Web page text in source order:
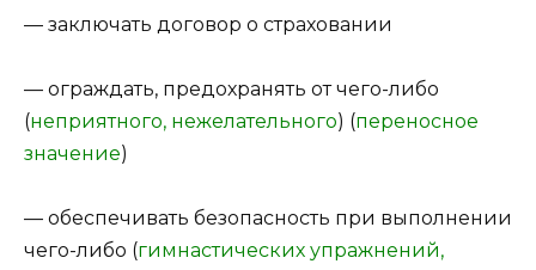
— заключать договор о страховании
— ограждать, предохранять от чего-либо
(неприятного, нежелательного) (переносное
значение)
— обеспечивать безопасность при выполнении
чего-либо (гимнастических упражнений,